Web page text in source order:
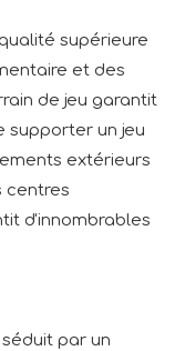
supérieure
et des
de jeu garantit
supporter un jeu
extérieurs
centres
d'innombrables
par un